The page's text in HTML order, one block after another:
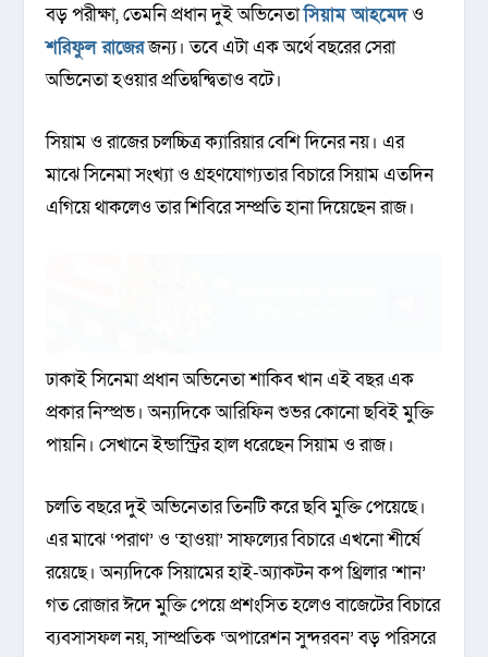
বড় পরীক্ষা, তেমনি প্রধান দুই অভিনেতাসিয়াম আহমেদও
শরিফুল রাজেরজন্য। তবে এটা এক অর্থে বছরের সেরা
অভিনেতা হওয়ার প্রতিদ্বন্দ্বিতাও বটে।
সিয়াম ও রাজের চলচ্চিত্র ক্যারিয়ার বেশি দিনের নয়। এর
মাঝে সিনেমা সংখ্যা ও গ্রহণযোগ্যতার বিচারে সিয়াম এতদিন
এগিয়ে থাকলেও তার শিবিরে সম্প্রতি হানা দিয়েছেন রাজ।
ঢাকাই সিনেমা প্রধান অভিনেতা শাকিব খান এই বছর এক
প্রকার নিস্প্রভ। অন্যদিকে আরিফিন শুভর কোনো ছবিই মুক্তি
পায়নি। সেখানে ইন্ডাস্ট্রির হাল ধরেছেন সিয়াম ও রাজ।
চলতি বছরে দুই অভিনেতার তিনটি করে ছবি মুক্তি পেয়েছে।
এর মাঝে ‘পরাণ’ ও ‘হাওয়া’ সাফল্যের বিচারে এখনো শীর্ষে
রয়েছে। অন্যদিকে সিয়ামের হাই-অ্যাকটন কপ থ্রিলার ‘শান’
গত রোজার ঈদে মুক্তি পেয়ে প্রশংসিত হলেও বাজেটের বিচারে
ব্যবসাসফল নয়, সাম্প্রতিক ‘অপারেশন সুন্দরবন’ বড় পরিসরে